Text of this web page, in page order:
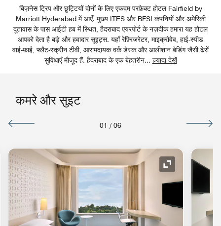
बिज़नेस ट्रिप और छुट्टियों दोनों के लिए एकदम परफ़ेक्ट होटल Fairfield by
Marriott Hyderabad में आएँ. मुख्य ITES और BFSI कंपनियों और अमेरिकी
दूतावास के पास आईटी हब में स्थित, हैदराबाद एयरपोर्ट के नज़दीक हमारा यह होटल
आपको देता है बड़े और हवादार सूइट्स. यहाँ रेफ़्रिजरेटर, माइक्रोवेव, हाई-स्पीड
वाई-फ़ाई, फ्लैट-स्क्रीन टीवी, आरामदायक वर्क डेस्क और आलीशान बेडिंग जैसी ढेरों
सुविधाएँ मौजूद हैं. हैदराबाद के एक बेहतरीन... ज़्यादा देखें
कमरे और सुइट
01 / 06
का विस्तार करें आइकॉन का